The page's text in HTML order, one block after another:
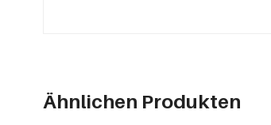
Ähnlichen Produkten